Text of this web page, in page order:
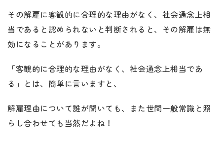
その解雇に客観的に合理的な理由がなく、社会通念上相
当であると認められないと判断されると、その解雇は無
効になることがあります。
「客観的に合理的な理由がなく、社会通念上相当であ
る」とは、簡単に言いますと、
解雇理由について誰が聞いても、また世間一般常識と照
らし合わせても当然だよね！